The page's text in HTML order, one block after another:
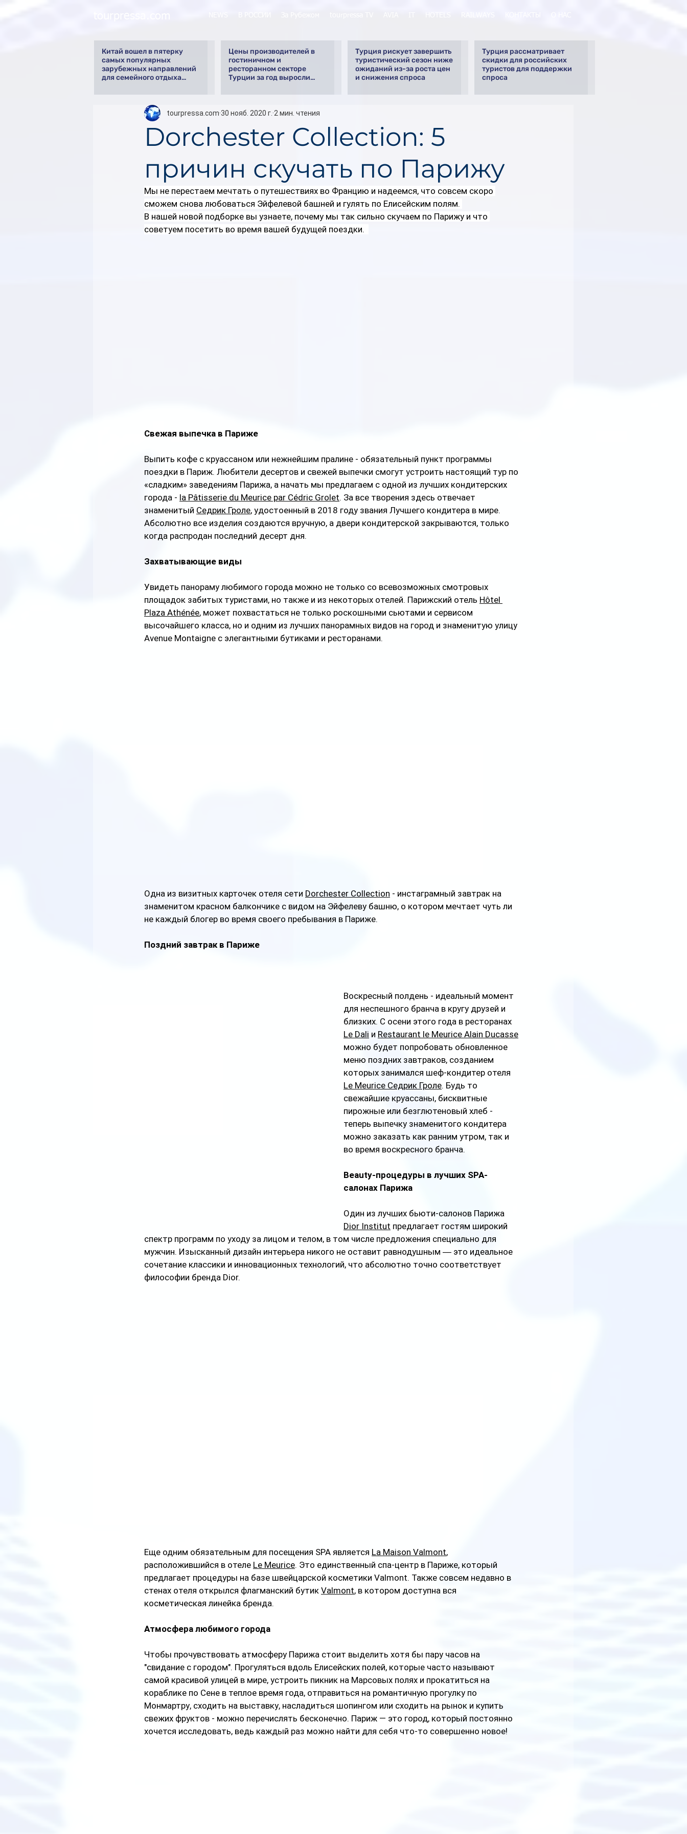
Китай вошел в пятерку
самых популярных
зарубежных направлений
для семейного отдыха
Цены производителей в
гостиничном и
ресторанном секторе
Турции за год выросли
Турция рискует завершить
туристический сезон ниже
ожиданий из-за роста цен
и снижения спроса
Турция рассматривает
скидки для российских
туристов для поддержки
спроса
Dorchester Collection: 5
причин скучать по Парижу
tourpressa.com 30 нояб. 2020 г. 2 мин. чтения
Мы не перестаем мечтать о путешествиях во Францию и надеемся, что совсем скоро
сможем снова любоваться Эйфелевой башней и гулять по Елисейским полям.
В нашей новой подборке вы узнаете, почему мы так сильно скучаем по Парижу и что
советуем посетить во время вашей будущей поездки.
Свежая выпечка в Париже
Выпить кофе с круассаном или нежнейшим пралине - обязательный пункт программы
поездки в Париж. Любители десертов и свежей выпечки смогут устроить настоящий тур по
«сладким» заведениям Парижа, а начать мы предлагаем с одной из лучших кондитерских
города - la Pâtisserie du Meurice par Cédric Grolet. За все творения здесь отвечает
знаменитый Седрик Гроле, удостоенный в 2018 году звания Лучшего кондитера в мире.
Абсолютно все изделия создаются вручную, а двери кондитерской закрываются, только
когда распродан последний десерт дня.
Захватывающие виды
Увидеть панораму любимого города можно не только со всевозможных смотровых
площадок забитых туристами, но также и из некоторых отелей. Парижский отель Hôtel
Plaza Athénée, может похвастаться не только роскошными сьютами и сервисом
высочайшего класса, но и одним из лучших панорамных видов на город и знаменитую улицу
Avenue Montaigne с элегантными бутиками и ресторанами.
Одна из визитных карточек отеля сети Dorchester Collection - инстаграмный завтрак на
знаменитом красном балкончике с видом на Эйфелеву башню, о котором мечтает чуть ли
не каждый блогер во время своего пребывания в Париже.
Поздний завтрак в Париже
Воскресный полдень - идеальный момент
для неспешного бранча в кругу друзей и
близких. С осени этого года в ресторанах
Le Dali и Restaurant le Meurice Alain Ducasse
можно будет попробовать обновленное
меню поздних завтраков, созданием
которых занимался шеф-кондитер отеля
Le Meurice Седрик Гроле. Будь то
свежайшие круассаны, бисквитные
пирожные или безглютеновый хлеб -
теперь выпечку знаменитого кондитера
можно заказать как ранним утром, так и
во время воскресного бранча.
Beauty-процедуры в лучших SPA-
салонах Парижа
Один из лучших бьюти-салонов Парижа
Dior Institut предлагает гостям широкий
спектр программ по уходу за лицом и телом, в том числе предложения специально для
мужчин. Изысканный дизайн интерьера никого не оставит равнодушным ― это идеальное
сочетание классики и инновационных технологий, что абсолютно точно соответствует
философии бренда Dior.
Еще одним обязательным для посещения SPA является La Maison Valmont,
расположившийся в отеле Le Meurice. Это единственный спа-центр в Париже, который
предлагает процедуры на базе швейцарской косметики Valmont. Также совсем недавно в
стенах отеля открылся флагманский бутик Valmont, в котором доступна вся
косметическая линейка бренда.
Атмосфера любимого города
Чтобы прочувствовать атмосферу Парижа стоит выделить хотя бы пару часов на
"свидание с городом". Прогуляться вдоль Елисейских полей, которые часто называют
самой красивой улицей в мире, устроить пикник на Марсовых полях и прокатиться на
кораблике по Сене в теплое время года, отправиться на романтичную прогулку по
Монмартру, сходить на выставку, насладиться шопингом или сходить на рынок и купить
свежих фруктов - можно перечислять бесконечно. Париж — это город, который постоянно
хочется исследовать, ведь каждый раз можно найти для себя что-то совершенно новое!